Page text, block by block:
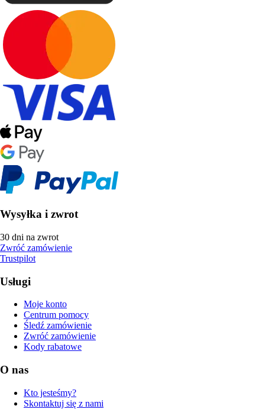
Wysyłka i zwrot
30 dni na zwrot
Zwróć zamówienie
Trustpilot
Usługi
Moje konto
Centrum pomocy
Śledź zamówienie
Zwróć zamówienie
Kody rabatowe
O nas
Kto jesteśmy?
Skontaktuj się z nami